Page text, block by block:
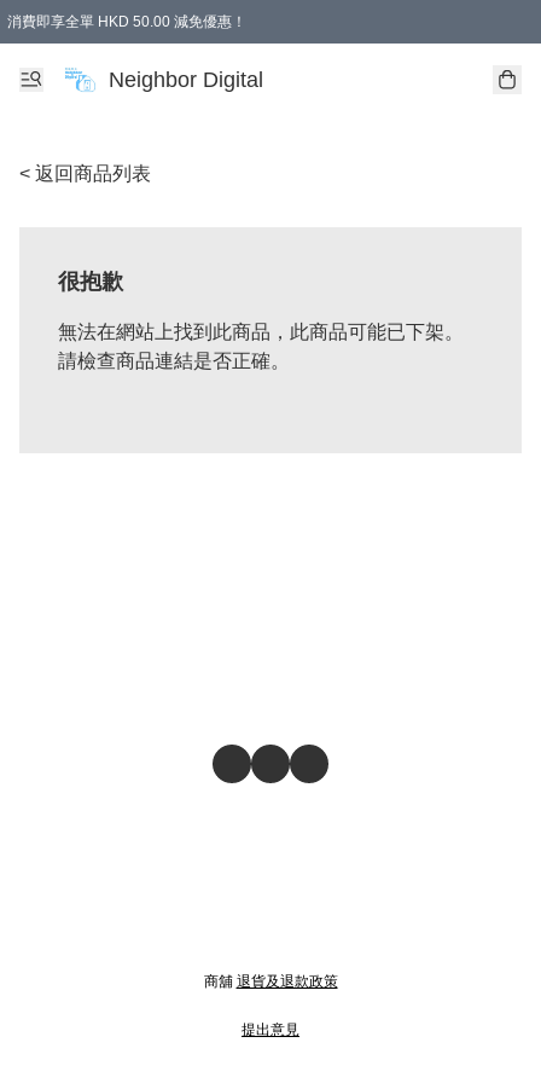
消費即享全單 HKD 50.00 減免優惠！
Neighbor Digital
< 返回商品列表
很抱歉
無法在網站上找到此商品，此商品可能已下架。
請檢查商品連結是否正確。
商舖 退貨及退款政策
提出意見